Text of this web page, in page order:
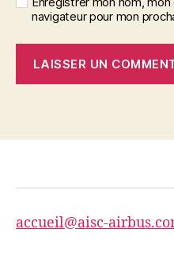
navigateur pour mon
accueil@aisc-